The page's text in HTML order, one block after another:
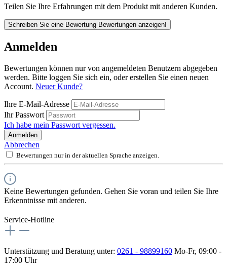
Teilen Sie Ihre Erfahrungen mit dem Produkt mit anderen Kunden.
Schreiben Sie eine Bewertung Bewertungen anzeigen!
Anmelden
Bewertungen können nur von angemeldeten Benutzern abgegeben
werden. Bitte loggen Sie sich ein, oder erstellen Sie einen neuen
Account. Neuer Kunde?
Ihre E-Mail-Adresse
Ihr Passwort
Ich habe mein Passwort vergessen.
Anmelden
Abbrechen
Bewertungen nur in der aktuellen Sprache anzeigen.
Keine Bewertungen gefunden. Gehen Sie voran und teilen Sie Ihre
Erkenntnisse mit anderen.
Service-Hotline
Unterstützung und Beratung unter: 0261 - 98899160 Mo-Fr, 09:00 -
17:00 Uhr